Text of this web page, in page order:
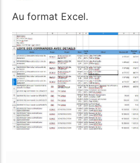
Au format Excel.